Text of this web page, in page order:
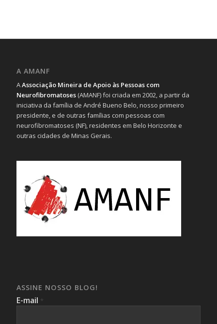
A AMANF
AAssociação Mineira de Apoio às Pessoas com
Neurofibromatoses(AMANF) foi criada em 2002, a partir da
iniciativa da família de André Bueno Belo, nosso primeiro
presidente, e de outras famílias com pessoas com
neurofibromatoses (NF), residentes em Belo Horizonte e
outras cidades de Minas Gerais.
ASSINE NOSSO BLOG!
E-mail *